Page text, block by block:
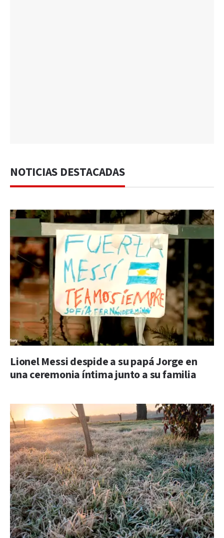
NOTICIAS DESTACADAS
Lionel Messi despide a su papá Jorge en
una ceremonia íntima junto a su familia